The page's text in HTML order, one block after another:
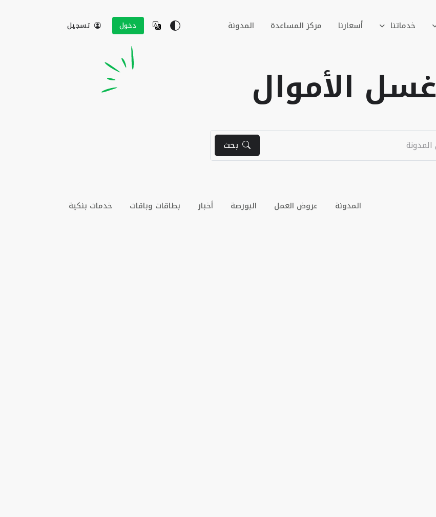
خدماتنا أسعارنا مركز المساعدة المدونة دخول تسجيل
غسل الأموال
بحث
المدونة عروض العمل البورصة أخبار بطاقات وباقات خدمات بنكية